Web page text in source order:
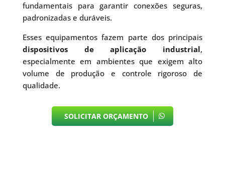
fundamentais para garantir conexões seguras,
padronizadas e duráveis.
Esses equipamentos fazem parte dos principais
dispositivos de aplicação industrial,
especialmente em ambientes que exigem alto
volume de produção e controle rigoroso de
qualidade.
SOLICITAR ORÇAMENTO